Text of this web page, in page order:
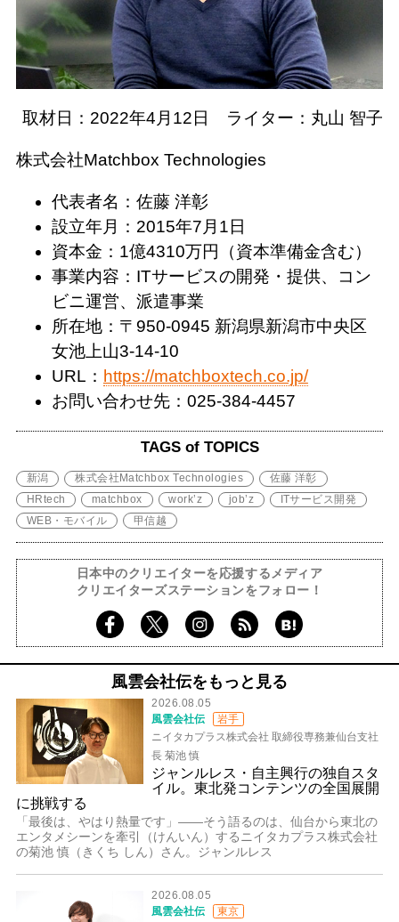
取材日：2022年4月12日 ライター：丸山 智子
株式会社Matchbox Technologies
代表者名：佐藤 洋彰
設立年月：2015年7月1日
資本金：1億4310万円（資本準備金含む）
事業内容：ITサービスの開発・提供、コン
ビニ運営、派遣事業
所在地：〒950-0945 新潟県新潟市中央区
女池上山3-14-10
URL： https://matchboxtech.co.jp/
お問い合わせ先：025-384-4457
TAGS of TOPICS
新潟 株式会社Matchbox Technologies
佐藤 洋彰
HRtech
matchbox work’z job’z
ITサービス開発
WEB・モバイル
甲信越
日本中のクリエイターを応援するメディア
クリエイターズステーションをフォロー！
風雲会社伝をもっと見る
2026.08.05
風雲会社伝
岩手
ニイタカプラス株式会社 取締役専務兼仙台支社
長 菊池 慎
ジャンルレス・自主興行の独自スタ
イル。東北発コンテンツの全国展開
に挑戦する
「最後は、やはり熱量です」――そう語るのは、仙台から東北の
エンタメシーンを牽引（けんいん）するニイタカプラス株式会社
の菊池 慎（きくち しん）さん。ジャンルレス
2026.08.05
風雲会社伝
東京